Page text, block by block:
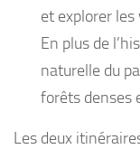
et explorer les
En plus de
naturelle du
forêts denses
Les deux